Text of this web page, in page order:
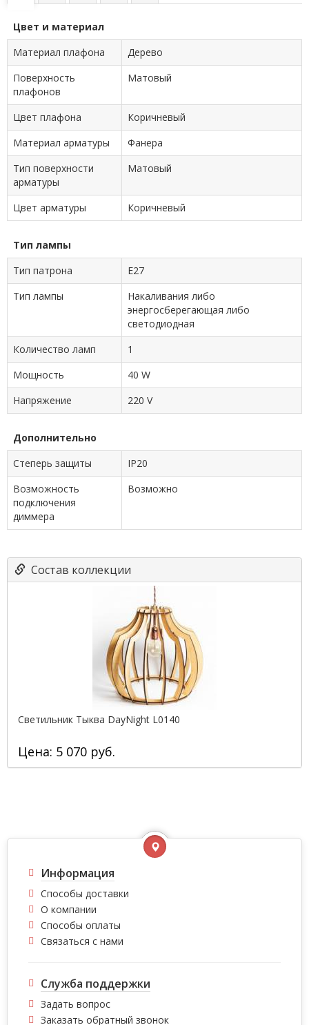
Цвет и материал
Материал плафона
Дерево
Поверхность
плафонов
Матовый
Цвет плафона
Коричневый
Материал арматуры
Фанера
Тип поверхности
арматуры
Матовый
Цвет арматуры Коричневый
Тип лампы
Тип патрона
E27
Тип лампы
Накаливания либо
энергосберегающая либо
светодиодная
Количество ламп
1
Мощность
40 W
Напряжение
220 V
Дополнительно
Степерь защиты
IP20
Возможность
подключения
диммера
Возможно
Состав коллекции
Светильник Тыква DayNight L0140
Цена: 5 070 руб.
Информация
Способы доставки
О компании
Способы оплаты
Связаться с нами
Служба поддержки
Задать вопрос
Заказать обратный звонок